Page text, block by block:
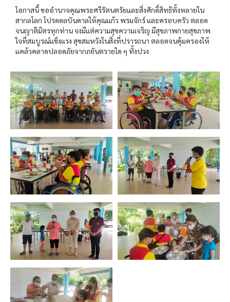
โอกาสนี้ ขออำนาจคุณพระศรีรัตนตรัยและสิ่งศักดิ์สิทธิทั้งหลายใน
สากลโลก โปรดดลบันดาลให้คุณแก้ว พรมจักร์ และครอบครัว ตลอด
จนญาติมิตรทุกท่าน จงมีแต่ความสุขความเจริญ มีสุขภาพกายสุขภาพ
ใจที่สมบูรณ์แข็งแรง สุขสมหวังในสิ่งที่ปรารถนา ตลอดจนคุ้มครองให้
แคล้วคลาดปลอดภัยจากภยันตรายใด ๆ ทั้งปวง